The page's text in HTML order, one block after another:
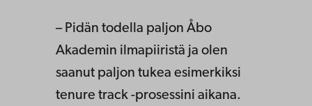
– Pidän todella paljon Åbo
Akademin ilmapiiristä ja olen
saanut paljon tukea esimerkiksi
tenure track -prosessini aikana.